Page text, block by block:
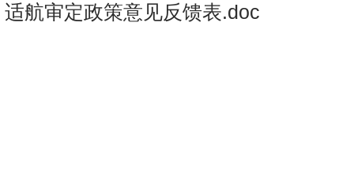
适航审定政策意见反馈表.doc